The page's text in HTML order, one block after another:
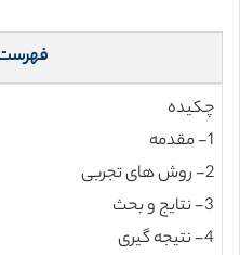
چکیده
1- مقدمه
2- روش های تجربی
3- نتایج و بحث
4- نتیجه گیری